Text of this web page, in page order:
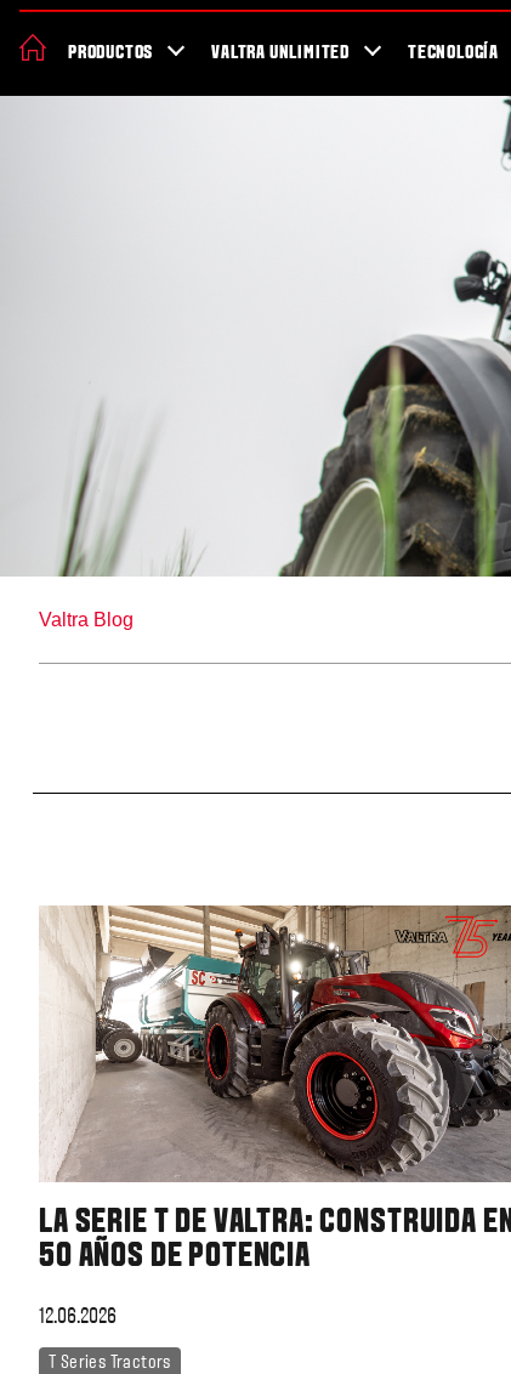
Salud y seguridad trabajando
PRODUCTOS VALTRA UNLIMITED TECNOLOGÍA
Valtra Blog
LA SERIE T DE VALTRA: CONSTRUIDA EN
50 AÑOS DE POTENCIA
12.06.2026
T Series Tractors